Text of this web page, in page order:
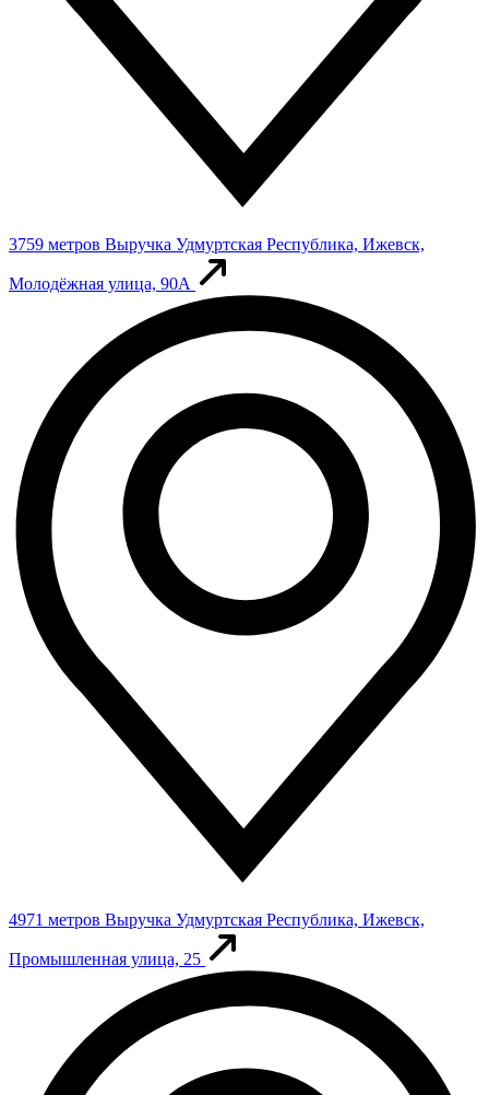
3759 метров Выручка Удмуртская Республика, Ижевск,
Молодёжная улица, 90А
4971 метров Выручка Удмуртская Республика, Ижевск,
Промышленная улица, 25